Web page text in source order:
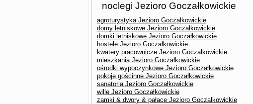
noclegi Jezioro Goczałkowickie
agroturystyka Jezioro Goczałkowickie
domy letniskowe Jezioro Goczałkowickie
domki letniskowe Jezioro Goczałkowickie
hostele Jezioro Goczałkowickie
kwatery pracownicze Jezioro Goczałkowickie
mieszkania Jezioro Goczałkowickie
ośrodki wypoczynkowe Jezioro Goczałkowickie
pokoje gościnne Jezioro Goczałkowickie
sanatoria Jezioro Goczałkowickie
wille Jezioro Goczałkowickie
zamki & dwory & pałace Jezioro Goczałkowickie